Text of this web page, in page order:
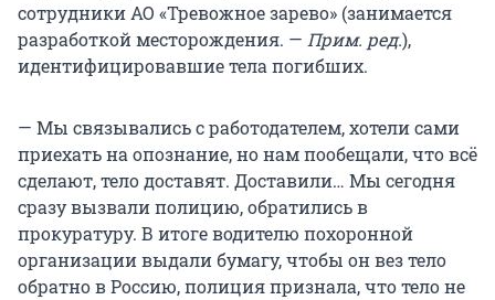
сотрудники АО «Тревожное зарево» (занимается
разработкой месторождения. — Прим. ред.),
идентифицировавшие тела погибших.
— Мы связывались с работодателем, хотели сами
приехать на опознание, но нам пообещали, что всё
сделают, тело доставят. Доставили… Мы сегодня
сразу вызвали полицию, обратились в
прокуратуру. В итоге водителю похоронной
организации выдали бумагу, чтобы он вез тело
обратно в Россию, полиция признала, что тело не